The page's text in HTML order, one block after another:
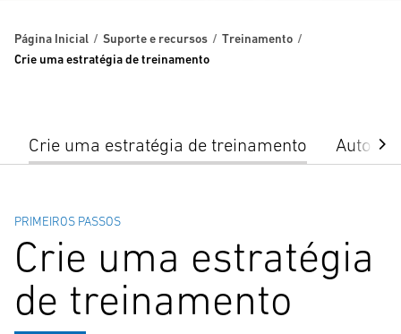
Página Inicial Suporte e recursos
Treinamento
Crie uma estratégia de treinamento
Crie uma estratégia de treinamento Auto-
PRIMEIROS PASSOS
Crie uma estratégia
de treinamento